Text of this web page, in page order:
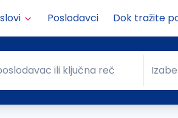
Poslodavci Dok tražite
ili ključna reč
ili ključna reč Grad